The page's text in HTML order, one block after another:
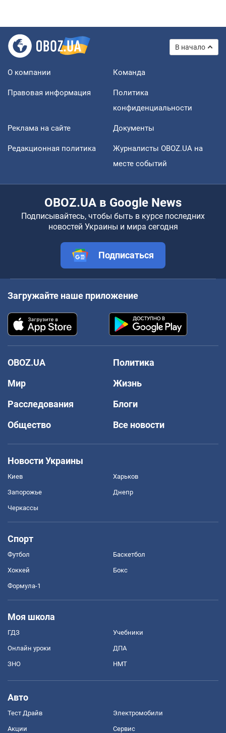
В начало
О компании Команда
Правовая информация
Политика
конфиденциальности
Реклама на сайте Документы
Редакционная политика
Журналисты OBOZ.UA на
месте событий
OBOZ.UA в Google News
Подписывайтесь, чтобы быть в курсе последних
новостей Украины и мира сегодня
Подписаться
Загружайте наше приложение
OBOZ.UA
Политика
Мир
Жизнь
Расследования
Блоги
Общество
Все новости
Новости Украины
Киев Харьков
Запорожье Днепр
Черкассы
Спорт
Футбол Баскетбол
Хоккей Бокс
Формула-1
Моя школа
ГДЗ Учебники
Онлайн уроки ДПА
ЗНО НМТ
Авто
Тест Драйв Электромобили
Акции Сервис